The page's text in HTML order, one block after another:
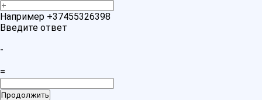
Например +37455326398
Введите ответ
-
=